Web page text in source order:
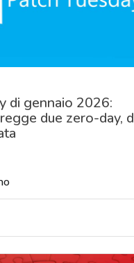
di gennaio 2026:
due zero-day,